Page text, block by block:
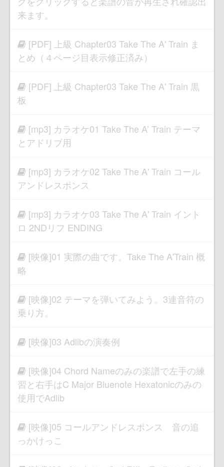
来ます。
[PDF] 上級 Chapter03 Take The A' Train ま
とめ（４ページ目表示修正済み）
[PDF] 上級 Chapter03 Take The A' Train 黒
板
[mp3] カラオケ01 Take The A’ Train テーマ
とアドリブ用
[mp3] カラオケ02 Take The A' Train コール
アンドレスポンス
[mp3] カラオケ03 Take The A' Train イント
ロ 2NDリフ ENDING
[映像]01 実際の曲です。Take The A'Train 概
略
[映像]02 テーマを弾いてみよう。3連音符の
乗り方。
[映像]03 Adlibの演奏例
[映像]04 Chord Nameのみの楽譜で左手の練
習と右手はC Major Bluenote Hexatonicのみの
使用でAdlib
[映像]05 コールアンドレスポンス 音の追
っかけっこ